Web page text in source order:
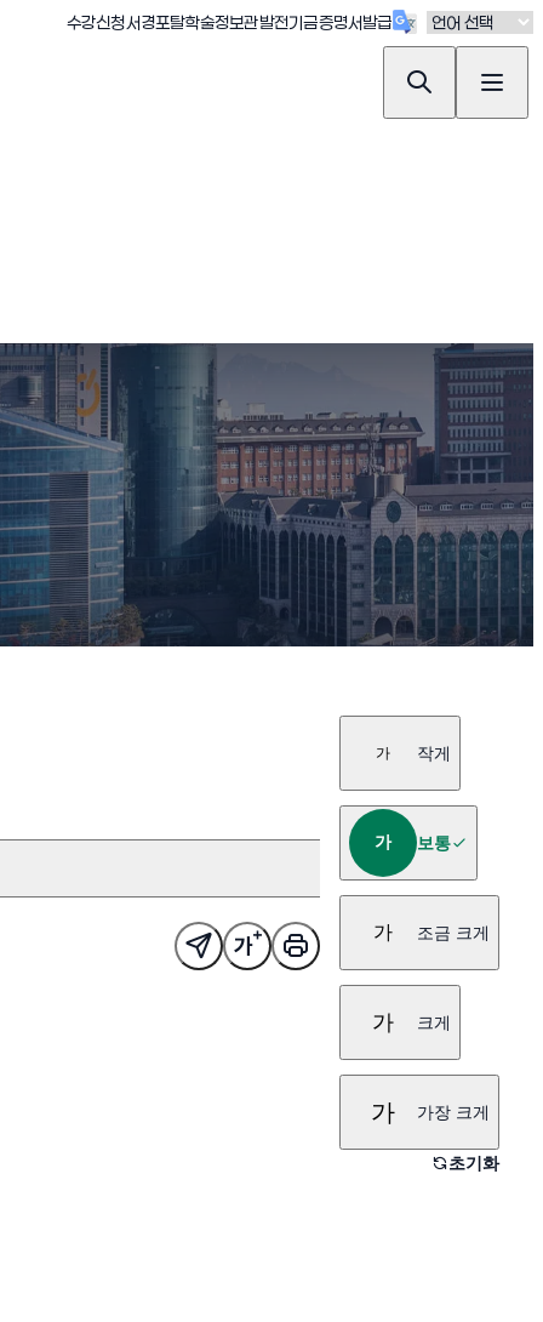
수강신청(새창 열림)
서경포탈(새창 열림)
학술정보관(새창 열림)
발전기금(새창 열림)
증명서발급(새창 열림)
가 작게
가 보통
가 조금 크게
가 크게
가 가장 크게
초기화